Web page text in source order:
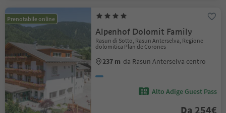
Prenotabile online
Alpenhof Dolomit Family
Rasun di Sotto, Rasun Anterselva, Regione
dolomitica Plan de Corones
237 m da Rasun Anterselva centro
Alto Adige Guest Pass
Da 254€